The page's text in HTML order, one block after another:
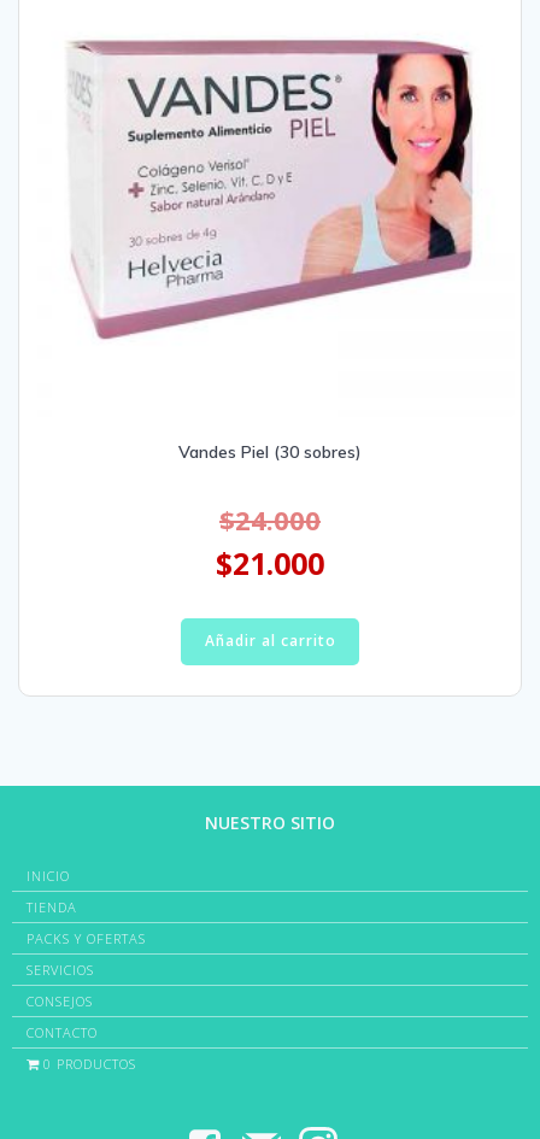
Vandes Piel (30 sobres)
$24.000
$21.000
Añadir al carrito
NUESTRO SITIO
INICIO
TIENDA
PACKS Y OFERTAS
SERVICIOS
CONSEJOS
CONTACTO
0 PRODUCTOS